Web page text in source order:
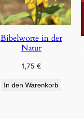
Bibelworte in der
Natur
1,75 €
In den Warenkorb